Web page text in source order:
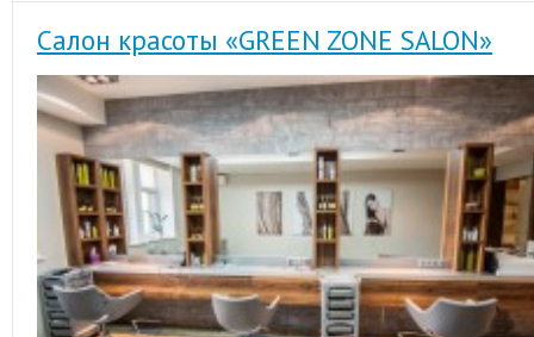
Салон красоты «GREEN ZONE SALON»